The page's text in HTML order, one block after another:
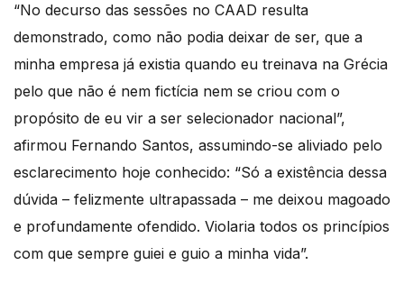
“No decurso das sessões no CAAD resulta
demonstrado, como não podia deixar de ser, que a
minha empresa já existia quando eu treinava na Grécia
pelo que não é nem fictícia nem se criou com o
propósito de eu vir a ser selecionador nacional”,
afirmou Fernando Santos, assumindo-se aliviado pelo
esclarecimento hoje conhecido: “Só a existência dessa
dúvida – felizmente ultrapassada – me deixou magoado
e profundamente ofendido. Violaria todos os princípios
com que sempre guiei e guio a minha vida”.